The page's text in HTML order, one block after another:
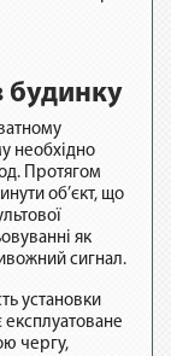
будинку
необхідно
Протягом
об’єкт, що
як
сигнал.
установки
чергу,